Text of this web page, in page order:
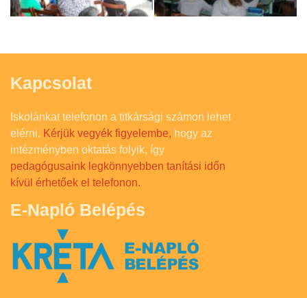
Kapcsolat
Iskolánkat telefonon a titkársági számon lehet
elérni. Kérjük vegyék figyelembe, hogy az
intézményben oktatás folyik, így
pedagógusaink legkönnyebben tanítási időn
kívül érhetőek el telefonon.
E-Napló Belépés